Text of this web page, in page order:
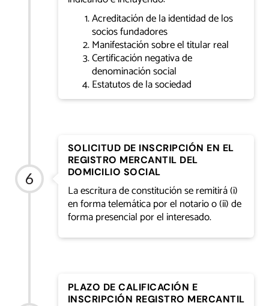
Acreditación de la identidad de los
socios fundadores
Manifestación sobre el titular real
Certificación negativa de
denominación social
Estatutos de la sociedad
SOLICITUD DE INSCRIPCIÓN EN EL
REGISTRO MERCANTIL DEL
DOMICILIO SOCIAL
La escritura de constitución se remitirá (i)
en forma telemática por el notario o (ii) de
forma presencial por el interesado.
PLAZO DE CALIFICACIÓN E
INSCRIPCIÓN REGISTRO MERCANTIL